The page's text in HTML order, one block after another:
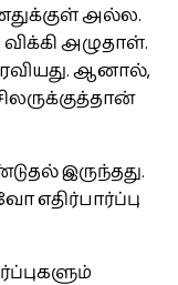
அல்ல.
விக்கி அழுதாள்.
ஆனால்,
இருந்தது.